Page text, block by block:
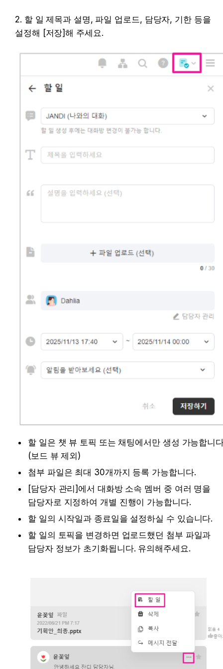
2. 할 일 제목과 설명, 파일 업로드, 담당자, 기한 등을
설정해 [저장]해 주세요.
할 일은 챗 뷰 토픽 또는 채팅에서만 생성 가능합니
(보드 뷰 제외)
첨부 파일은 최대 30개까지 등록 가능합니다.
[담당자 관리]에서 대화방 소속 멤버 중 여러 명을
담당자로 지정하여 개별 진행이 가능합니다.
할 일의 시작일과 종료일을 설정하실 수 있습니다.
할 일의 토픽을 변경하면 업로드했던 첨부 파일과
담당자 정보가 초기화됩니다. 유의해주세요.